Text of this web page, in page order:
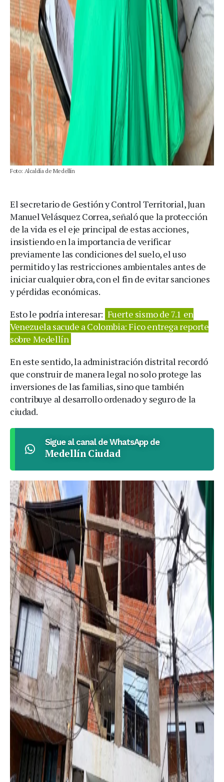
Foto: Alcaldía de Medellín
El secretario de Gestión y Control Territorial, Juan
Manuel Velásquez Correa, señaló que la protección
de la vida es el eje principal de estas acciones,
insistiendo en la importancia de verificar
previamente las condiciones del suelo, el uso
permitido y las restricciones ambientales antes de
iniciar cualquier obra, con el fin de evitar sanciones
y pérdidas económicas.
Esto le podría interesar: Fuerte sismo de 7.1 en
Venezuela sacude a Colombia: Fico entrega reporte
sobre Medellín
En este sentido, la administración distrital recordó
que construir de manera legal no solo protege las
inversiones de las familias, sino que también
contribuye al desarrollo ordenado y seguro de la
ciudad.
Sigue al canal de WhatsApp de
Medellín Ciudad